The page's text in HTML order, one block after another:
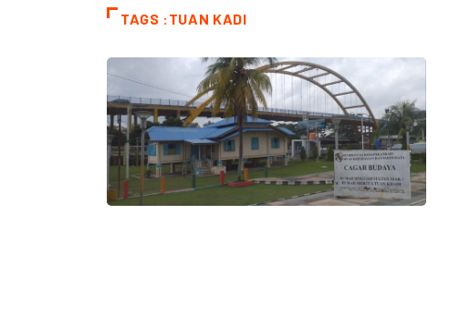
TAGS :TUAN KADI